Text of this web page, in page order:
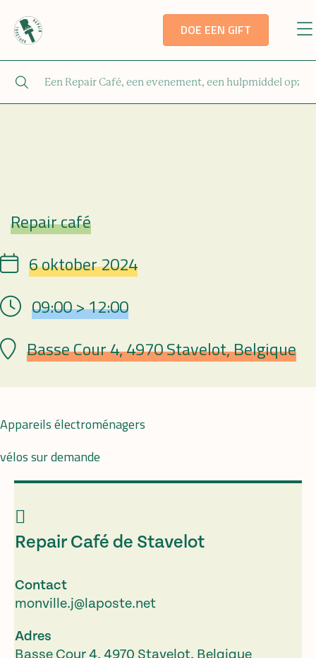
DOE EEN GIFT
Repair Café
Repair café
Date 6 oktober 2024
Hour 09:00 > 12:00
PlaatsBasse Cour 4, 4970 Stavelot, Belgique
Appareils électroménagers
vélos sur demande
Repair Café de Stavelot
Contact
monville.j@laposte.net
Adres